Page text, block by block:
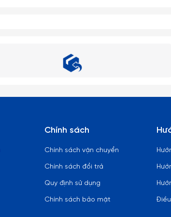
Chính sách
Chính sách vận chuyển
Chính sách đổi trả
Quy định sử dụng
Chính sách bảo mật